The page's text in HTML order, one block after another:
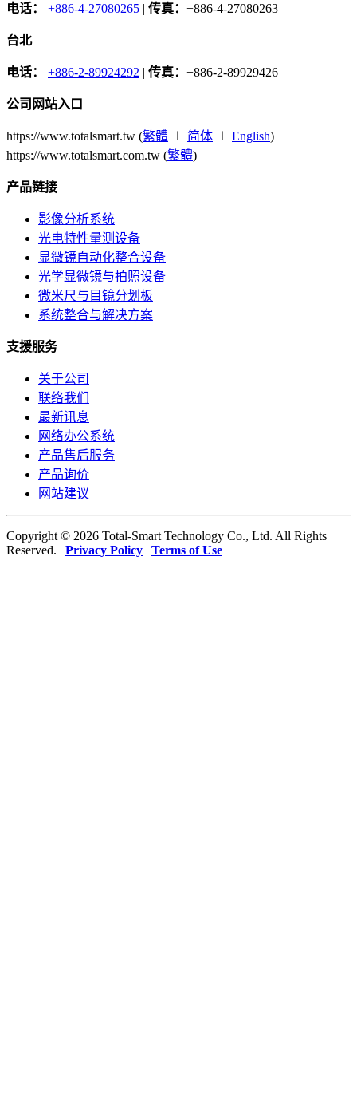
电话： +886-4-27080265 | 传真： +886-4-27080263
台北
电话： +886-2-89924292 | 传真： +886-2-89929426
公司网站入口
https://www.totalsmart.tw (繁體 ∣ 简体 ∣ English)
https://www.totalsmart.com.tw (繁體)
产品链接
影像分析系统
光电特性量测设备
显微镜自动化整合设备
光学显微镜与拍照设备
微米尺与目镜分划板
系统整合与解决方案
支援服务
关于公司
联络我们
最新讯息
网络办公系统
产品售后服务
产品询价
网站建议
Copyright © 2026 Total-Smart Technology Co., Ltd. All Rights
Reserved. | Privacy Policy | Terms of Use